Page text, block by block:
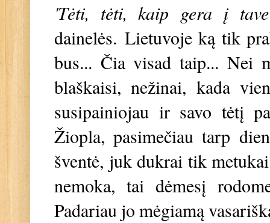
'Tėti, tėti, kaip gera į
dainelės.Lietuvoje ką tik
bus... Čia visad taip... Nei
blaškaisi, nežinai, kada
susipainiojau ir savo tėtį
Žiopla, pasimečiau tarp
šventė, juk dukrai tik
nemoka, tai dėmesį
Padariau jo mėgiamą